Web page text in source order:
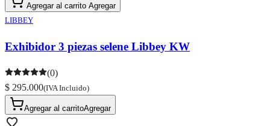
Agregar al carrito Agregar
LIBBEY
Exhibidor 3 piezas selene Libbey KW
(0)
$ 295.000(IVA Incluido)
Agregar al carritoAgregar